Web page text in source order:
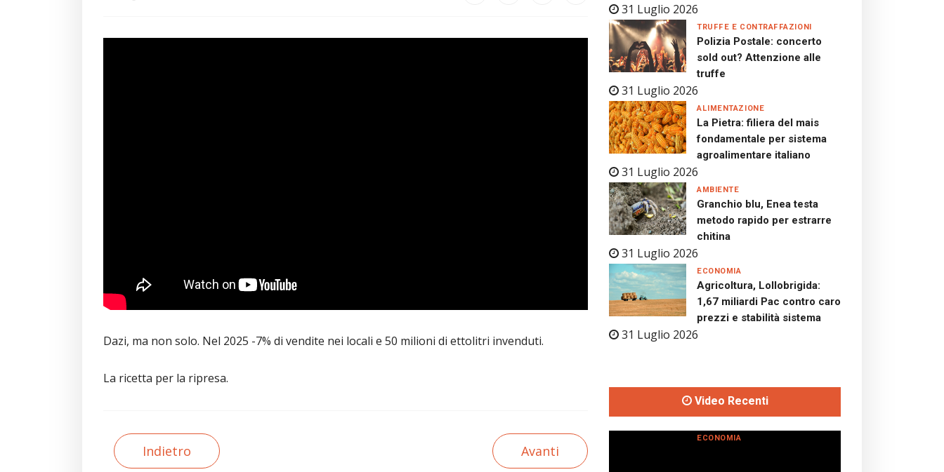
Dazi, ma non solo. Nel 2025 -7% di vendite nei locali e 50 milioni di ettolitri invenduti.
La ricetta per la ripresa.
Indietro Avanti
31 Luglio 2026
Polizia Postale: concerto
sold out? Attenzione alle
truffe
31 Luglio 2026
TRUFFE E CONTRAFFAZIONI
La Pietra: filiera del mais
fondamentale per sistema
agroalimentare italiano
31 Luglio 2026
ALIMENTAZIONE
Granchio blu, Enea testa
metodo rapido per estrarre
chitina
31 Luglio 2026
AMBIENTE
Agricoltura, Lollobrigida:
1,67 miliardi Pac contro caro
prezzi e stabilità sistema
31 Luglio 2026
ECONOMIA
Video Recenti
ECONOMIA